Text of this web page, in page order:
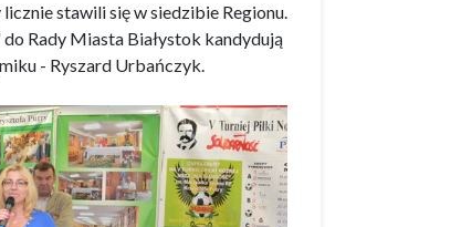
stawili się w siedzibie Regionu.
Rady Miasta Białystok kandydują
- Ryszard Urbańczyk.